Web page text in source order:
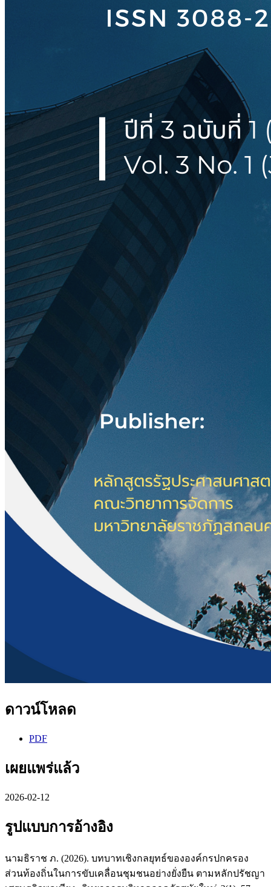
ดาวน์โหลด
PDF
เผยแพร่แล้ว
2026-02-12
รูปแบบการอ้างอิง
นามธิราช ภ. (2026). บทบาทเชิงกลยุทธ์ขององค์กรปกครอง
ส่วนท้องถิ่นในการขับเคลื่อนชุมชนอย่างยั่งยืน ตามหลักปรัชญา